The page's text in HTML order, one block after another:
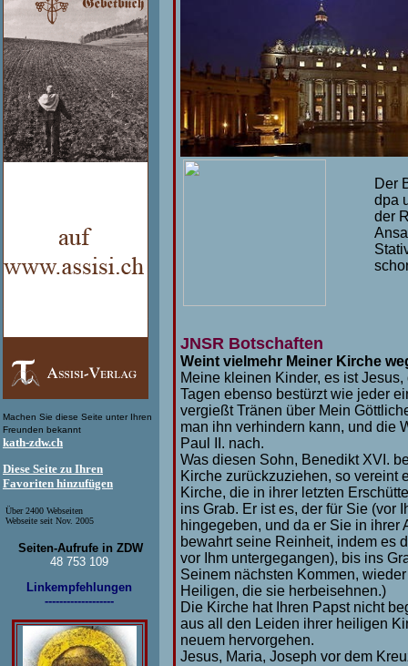
Machen Sie diese Seite unter Ihren
Freunden bekannt
kath-zdw.ch
Diese Seite zu Ihren
Favoriten hinzufügen
Über 2400 Webseiten
Webseite seit Nov. 2005
Seiten-Aufrufe in ZDW
48 753 109
Linkempfehlungen
-------------------
Der
dpa
der
JNSR Botschaften
Weint vielmehr Meiner Kirche
Meine kleinen Kinder, es ist
Tagen ebenso bestürzt wie jeder
vergießt Tränen über Mein
man ihn verhindern kann, und die
Paul II. nach.
Was diesen Sohn, Benedikt XVI.
Kirche zurückzuziehen, so vereint
Kirche, die in ihrer letzten
ins Grab. Er ist es, der für Sie (vor
hingegeben, und da er Sie in ihrer
bewahrt seine Reinheit, indem es
vor Ihm untergegangen), bis ins
Seinem nächsten Kommen,
Heiligen, die sie herbeisehnen.)
Die Kirche hat Ihren Papst nicht
aus all den Leiden ihrer heiligen
neuem hervorgehen.
Jesus, Maria, Joseph vor dem